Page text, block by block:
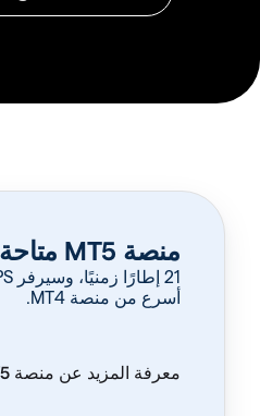
منصة MT5 متاحة الآن
أسرع من منصة MT4.